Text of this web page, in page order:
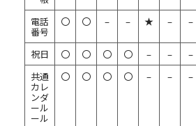
電話
番号
〇 〇 – – ★ – –
祝日 〇 〇 〇 〇 – – –
共通
カレ
ンダ
ール
ール
〇 〇 〇 〇 – – –